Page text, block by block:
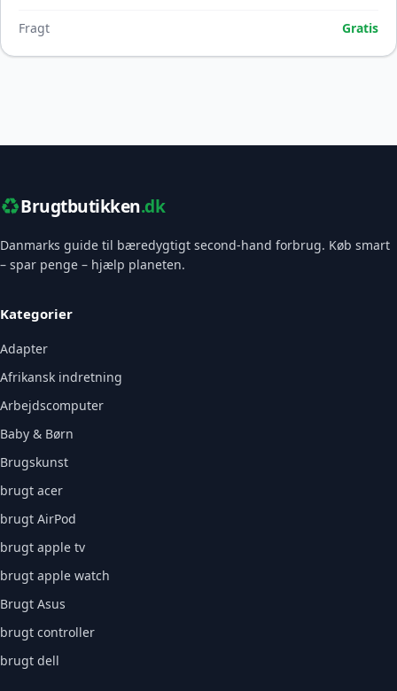
Fragt Gratis
♻️Brugtbutikken.dk
Danmarks guide til bæredygtigt second-hand forbrug. Køb smart
– spar penge – hjælp planeten.
Kategorier
Adapter
Afrikansk indretning
Arbejdscomputer
Baby & Børn
Brugskunst
brugt acer
brugt AirPod
brugt apple tv
brugt apple watch
Brugt Asus
brugt controller
brugt dell